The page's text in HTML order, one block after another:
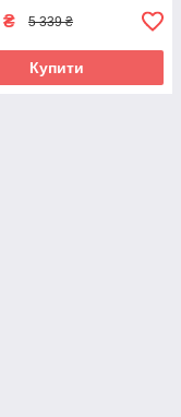
₴ 5 339 ₴
Купити